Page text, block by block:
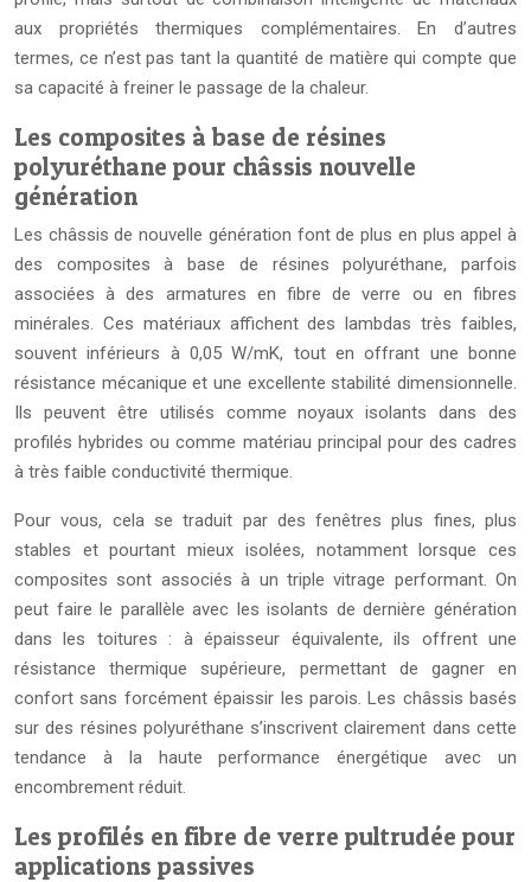
aux propriétés thermiques complémentaires. En d’autres
termes, ce n’est pas tant la quantité de matière qui compte que
sa capacité à freiner le passage de la chaleur.
Les composites à base de résines
polyuréthane pour châssis nouvelle
génération
Les châssis de nouvelle génération font de plus en plus appel à
des composites à base de résines polyuréthane, parfois
associées à des armatures en fibre de verre ou en fibres
minérales. Ces matériaux affichent des lambdas très faibles,
souvent inférieurs à 0,05 W/mK, tout en offrant une bonne
résistance mécanique et une excellente stabilité dimensionnelle.
Ils peuvent être utilisés comme noyaux isolants dans des
profilés hybrides ou comme matériau principal pour des cadres
à très faible conductivité thermique.
Pour vous, cela se traduit par des fenêtres plus fines, plus
stables et pourtant mieux isolées, notamment lorsque ces
composites sont associés à un triple vitrage performant. On
peut faire le parallèle avec les isolants de dernière génération
dans les toitures : à épaisseur équivalente, ils offrent une
résistance thermique supérieure, permettant de gagner en
confort sans forcément épaissir les parois. Les châssis basés
sur des résines polyuréthane s’inscrivent clairement dans cette
tendance à la haute performance énergétique avec un
encombrement réduit.
Les profilés en fibre de verre pultrudée pour
applications passives